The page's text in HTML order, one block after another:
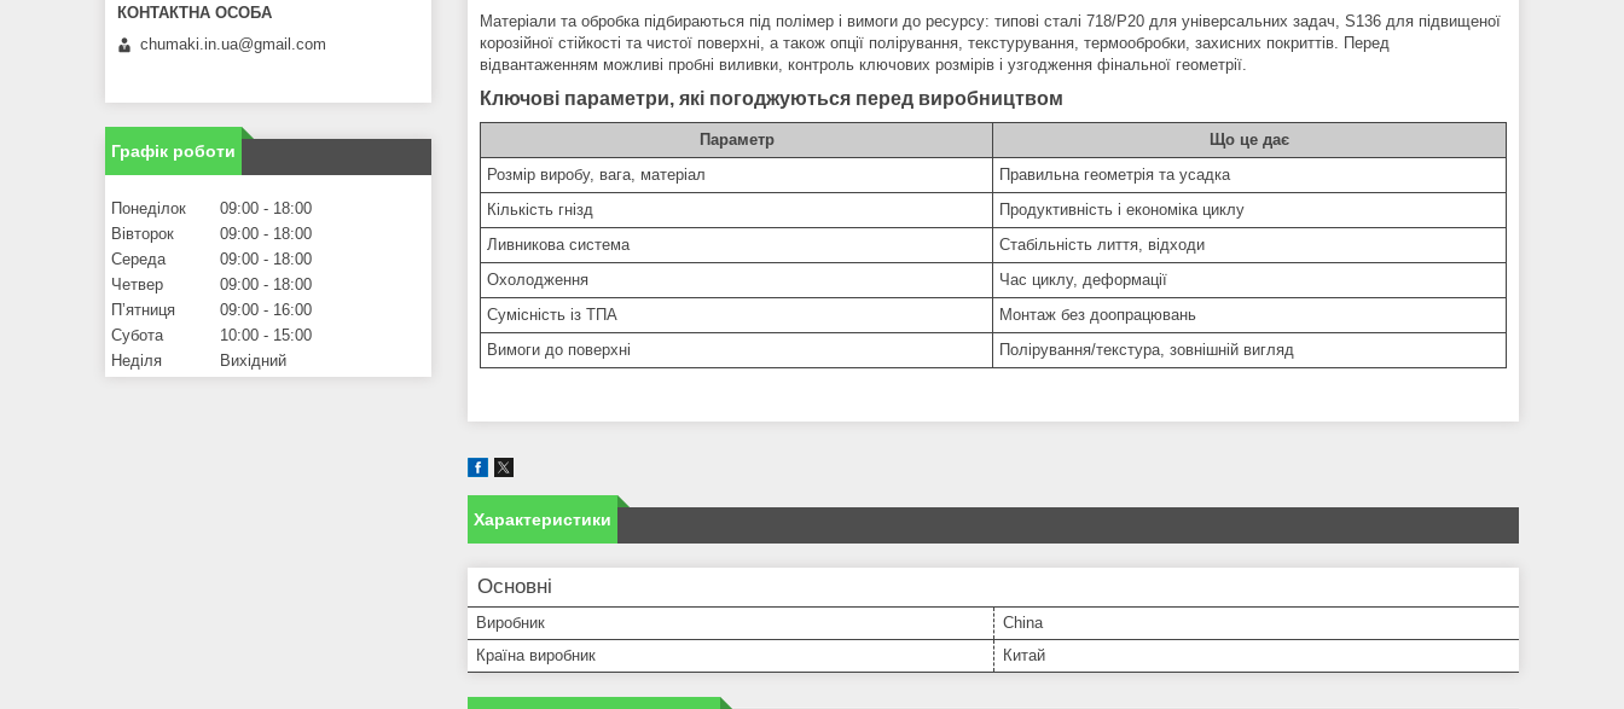
Матеріали та обробка підбираються під полімер і вимоги до ресурсу: типові сталі 718/P20 для універсальних задач, S136 для підвищеної
корозійної стійкості та чистої поверхні, а також опції полірування, текстурування, термообробки, захисних покриттів. Перед
відвантаженням можливі пробні виливки, контроль ключових розмірів і узгодження фінальної геометрії.
Ключові параметри, які погоджуються перед виробництвом
Параметр
Що це дає
Розмір виробу, вага, матеріал
Правильна геометрія та усадка
Кількість гнізд
Продуктивність і економіка циклу
Ливникова система
Стабільність лиття, відходи
Охолодження
Час циклу, деформації
Сумісність із ТПА
Монтаж без доопрацювань
Вимоги до поверхні
Полірування/текстура, зовнішній вигляд
Характеристики
Основні
Виробник
China
Країна виробник
Китай
chumaki.in.ua@gmail.com
Графік роботи
Понеділок 09:00
18:00
Вівторок
09:00
18:00
Середа
09:00
18:00
Четвер
09:00
18:00
Пʼятниця
09:00
16:00
Субота
10:00
15:00
Неділя
Вихідний